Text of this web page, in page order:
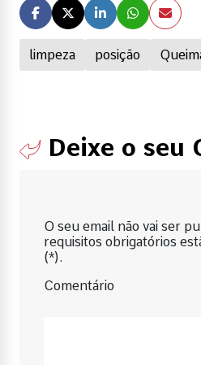
limpeza posição
Deixe o seu
O seu email não vai ser
requisitos obrigatórios
(*).
Comentário